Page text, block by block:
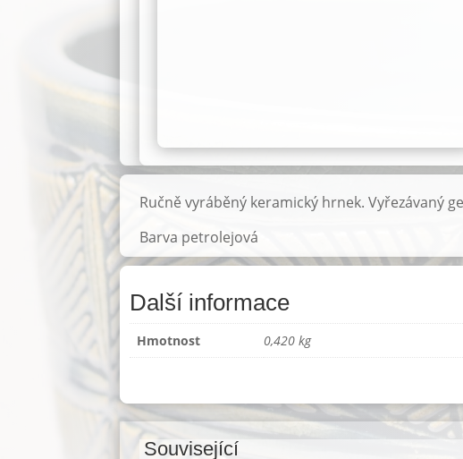
Ručně vyráběný keramický hrnek. Vyřezávaný
Barva petrolejová
Další informace
Hmotnost 0,420 kg
Související